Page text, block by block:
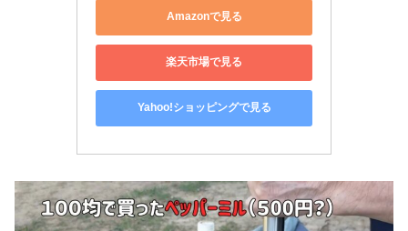
Amazonで見る
楽天市場で見る
Yahoo!ショッピングで見る